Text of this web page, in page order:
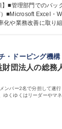
社設備管理や安全対
ます。 【総務】※実
健康管理(オフィス内
企画推進 ※その他労働
ックスグループ安定
■管理部門でのバッ
■Microsoft Excel・
化や業務改善に取り
の100%子会社とい
す ■時差出勤や一部
ワークライフバラン
・ドーピング機構
財団法人の総務
ンバー2名で分担して遂
くゆくはリーダーやマ
。